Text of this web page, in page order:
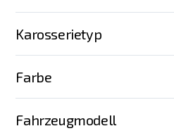
Karosserietyp
Farbe
Fahrzeugmodell